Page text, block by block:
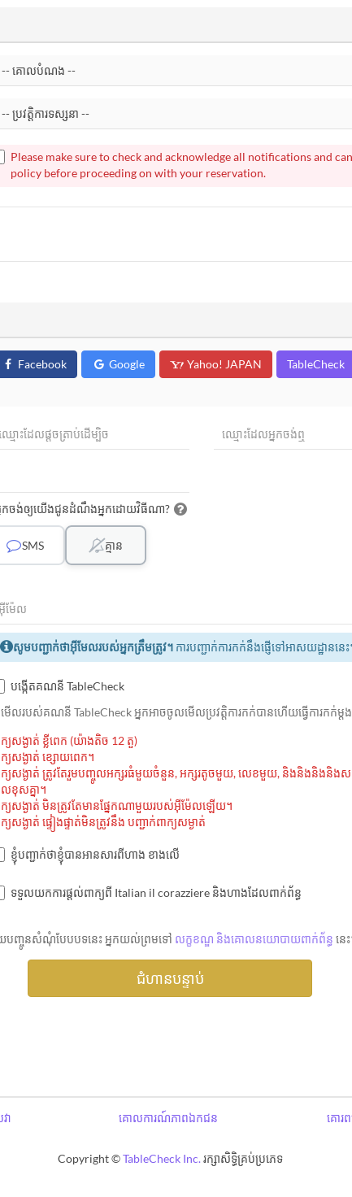
Please make sure to check and acknowledge all notifications and
policy before proceeding on with your reservation.
Facebook Google Yahoo! JAPAN TableCheck
នកចង់ឲ្យយើងជូនដំណឹងអ្នកដោយវិធីណា?
SMS គ្មាន
សូមបញ្ជាក់ថាអ៊ីមែលរបស់អ្នកត្រឹមត្រូវ។ការបញ្ជាក់ការកក់នឹងផ្ញើទៅអាសយដ្ឋាននេះ
បង្កើតគណនី TableCheck
មេីលរបស់គណនី TableCheck អ្នកអាចចូលមើលប្រវត្តិការកក់បានហើយធ្វើការកក់ម្ដ
ក្យសង្ងាត់ ខ្លីពេក (យ៉ាងតិច 12 តួ)
ក្យសង្ងាត់ ខ្សោយពេក។
ក្យសង្ងាត់ ត្រូវតែរួមបញ្ចូលអក្សរធំមួយចំនួន, អក្សរតូចមួយ, លេខមួយ, និងនិងនិងនិង
លខុសគ្នា។
ក្យសង្ងាត់ មិនត្រូវតែមានផ្នែកណាមួយរបស់អ៊ីម៉ែលឡើយ។
យសង្ងាត់ ផ្ទៀងផ្ទាត់មិនត្រូវនឹង បញ្ជាក់ពាក្យសម្ងាត់
ខ្ញុំបញ្ជាក់ថាខ្ញុំបានអានសារពីហាង ខាងលើ
ទទួលយកការផ្តល់ពាក្យពី Italian il corazziere និងហាងដែលពាក់ព័ន្ធ
បញ្ចូនសំណុំបែបបទនេះ អ្នកយល់ព្រមទៅ លក្ខខណ្ឌ និងគោលនយោបាយពាក់ព័ន្ធ នេ
ា គោលការណ៍ភាពឯកជន គោរ
Copyright ©TableCheck Inc.រក្សាសិទ្ធិគ្រប់ប្រភេទ